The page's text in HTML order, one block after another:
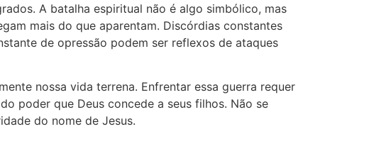
A batalha espiritual não é algo simbólico, mas
mais do que aparentam. Discórdias constantes
de opressão podem ser reflexos de ataques
nossa vida terrena. Enfrentar essa guerra requer
poder que Deus concede a seus filhos. Não se
do nome de Jesus.